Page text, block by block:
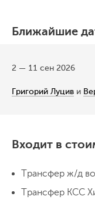
в
Здесь
В Хибинах нет
База КСС -
Ближайшие
2 — 11 сен 2026
Григорий Луцив и
Входит в
Трансфер ж/д
Трансфер КСС